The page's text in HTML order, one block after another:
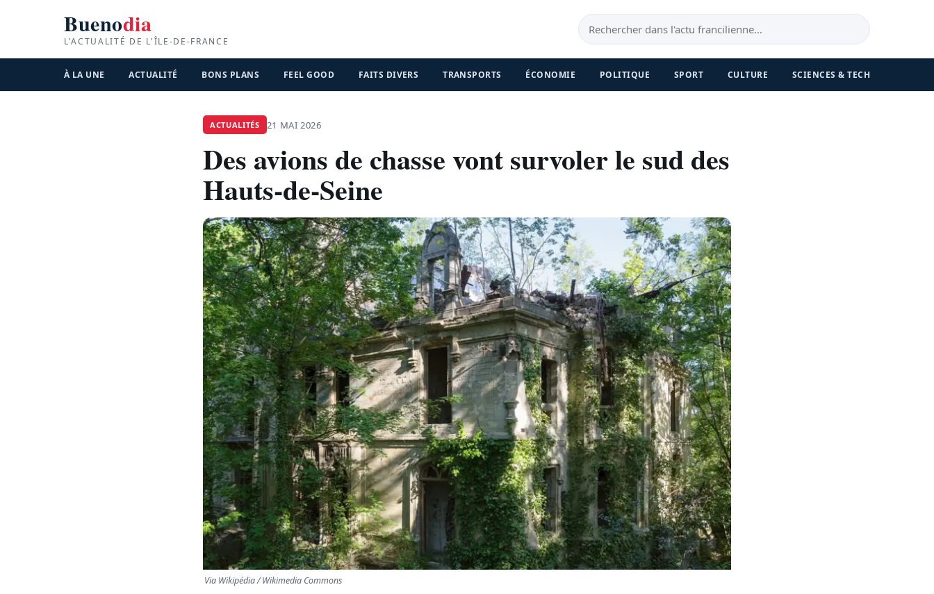
Buenodia
L'ACTUALITÉ DE L'ÎLE-DE-FRANCE
À LA UNE ACTUALITÉ BONS PLANS FEEL GOOD FAITS DIVERS TRANSPORTS ÉCONOMIE POLITIQUE SPORT CULTURE SCIENCES & TECH
ACTUALITÉS 21 MAI 2026
Des avions de chasse vont survoler le sud des
Hauts-de-Seine
Via Wikipédia / Wikimedia Commons